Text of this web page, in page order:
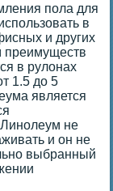
пола для
в
и других
преимуществ
в рулонах
1.5 до 5
является
не
и он не
выбранный